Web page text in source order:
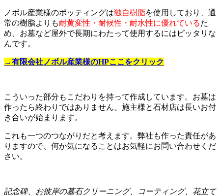
ノボル産業様のポッティングは独自樹脂を使用しており、通
常の樹脂よりも耐黄変性・耐候性・耐水性に優れているた
め、お墓など屋外で長期にわたって使用するにはピッタリな
んです。
→有限会社ノボル産業様のHPここをクリック
こういった部分もこだわりを持って作成しています。お墓は
作ったら終わりではありません。施主様と石材店は長いお付
き合いが始まります。
これも一つのつながりだと考えます。弊社も作った責任があ
りますので、何か気になることはお気軽にお問い合わせくだ
さい。
記念碑、お彼岸の墓石クリーニング、コーティング、花立て